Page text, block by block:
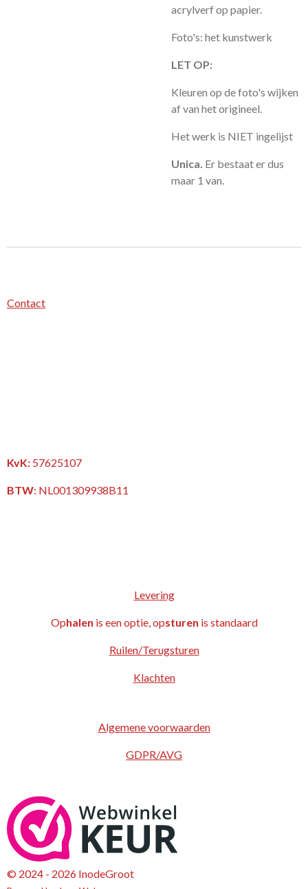
acrylverf op papier.
Foto's: het kunstwerk
LET OP:
Kleuren op de foto's wijken
af van het origineel.
Het werk is NIET ingelijst
Unica. Er bestaat er dus
maar 1 van.
Contact
KvK: 57625107
BTW: NL001309938B11
Levering
Ophalen is een optie, opsturen is standaard
Ruilen/Terugsturen
Klachten
Algemene voorwaarden
GDPR/AVG
© 2024 - 2026 InodeGroot